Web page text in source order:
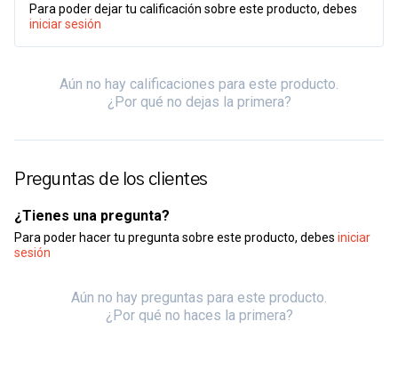
Para poder dejar tu calificación sobre este producto, debes
iniciar sesión
Aún no hay calificaciones para este producto.
¿Por qué no dejas la primera?
Preguntas de los clientes
¿Tienes una pregunta?
Para poder hacer tu pregunta sobre este producto, debes iniciar
sesión
Aún no hay preguntas para este producto.
¿Por qué no haces la primera?